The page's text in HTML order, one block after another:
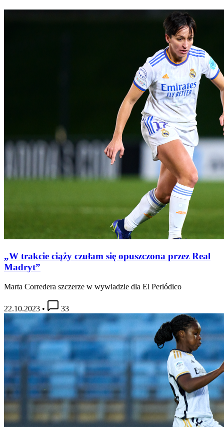
„W trakcie ciąży czułam się opuszczona przez Real
Madryt”
Marta Corredera szczerze w wywiadzie dla El Periódico
22.10.2023 • 33